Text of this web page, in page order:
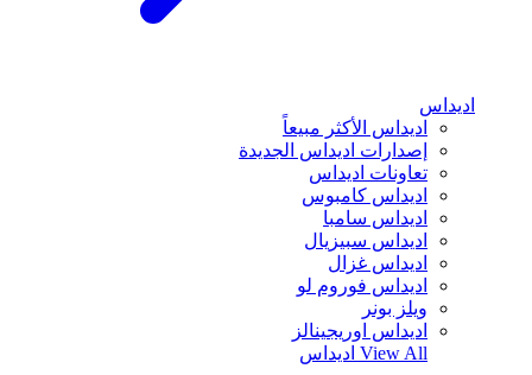
اديداس
اديداس الأكثر مبيعاً
إصدارات اديداس الجديدة
تعاونات اديداس
اديداس كامبوس
اديداس سامبا
اديداس سبيزيال
اديداس غزال
اديداس فوروم لو
ويلز بونر
اديداس اوريجينالز
View All اديداس